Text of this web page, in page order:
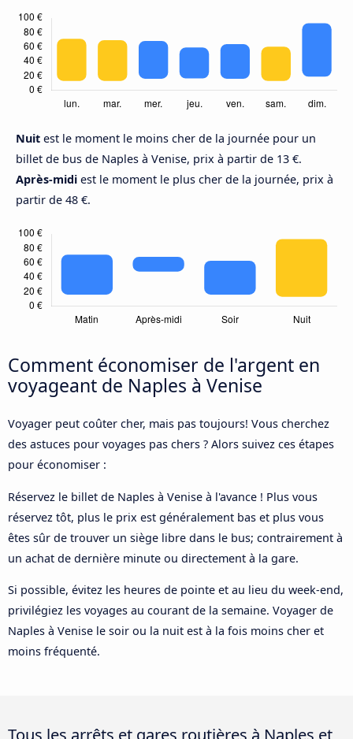
Nuit est le moment le moins cher de la journée pour un
billet de bus de Naples à Venise, prix à partir de 13 €.
Après-midi est le moment le plus cher de la journée, prix à
partir de 48 €.
Comment économiser de l'argent en
voyageant de Naples à Venise
Voyager peut coûter cher, mais pas toujours! Vous cherchez
des astuces pour voyages pas chers ? Alors suivez ces étapes
pour économiser :
Réservez le billet de Naples à Venise à l'avance ! Plus vous
réservez tôt, plus le prix est généralement bas et plus vous
êtes sûr de trouver un siège libre dans le bus; contrairement à
un achat de dernière minute ou directement à la gare.
Si possible, évitez les heures de pointe et au lieu du week-end,
privilégiez les voyages au courant de la semaine. Voyager de
Naples à Venise le soir ou la nuit est à la fois moins cher et
moins fréquenté.